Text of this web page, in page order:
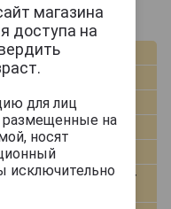
коробка
Champagne Premier
магазина
доступа на
для лиц
размещенные на
носят
исключительно